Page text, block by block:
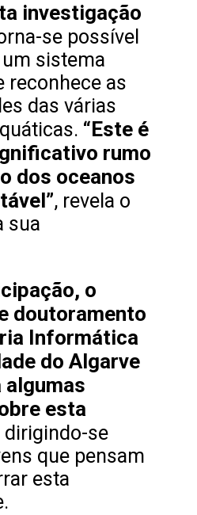
investigação
se possível
sistema
reconhece as
das várias
“Este é
rumo
dos oceanos
, revela o
sua
o
doutoramento
Informática
do Algarve
algumas
esta
dirigindo-se
que pensam
esta